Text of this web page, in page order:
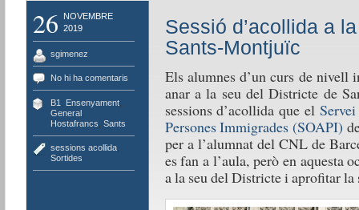
26
NOVEMBRE
2019
sgimenez
No hi ha comentaris
B1 Ensenyament,
General,
Hostafrancs Sants
sessions acollida,
Sortides
Sessió d’acollida a
Sants-Montjuïc
Els alumnes d’un curs de
anar a la seu del Districte de
sessions d’acollida que el
Persones Immigrades (SOAPI)
per a l’alumnat del CNL de
es fan a l’aula, però en aquesta
a la seu del Districte i aprofitar